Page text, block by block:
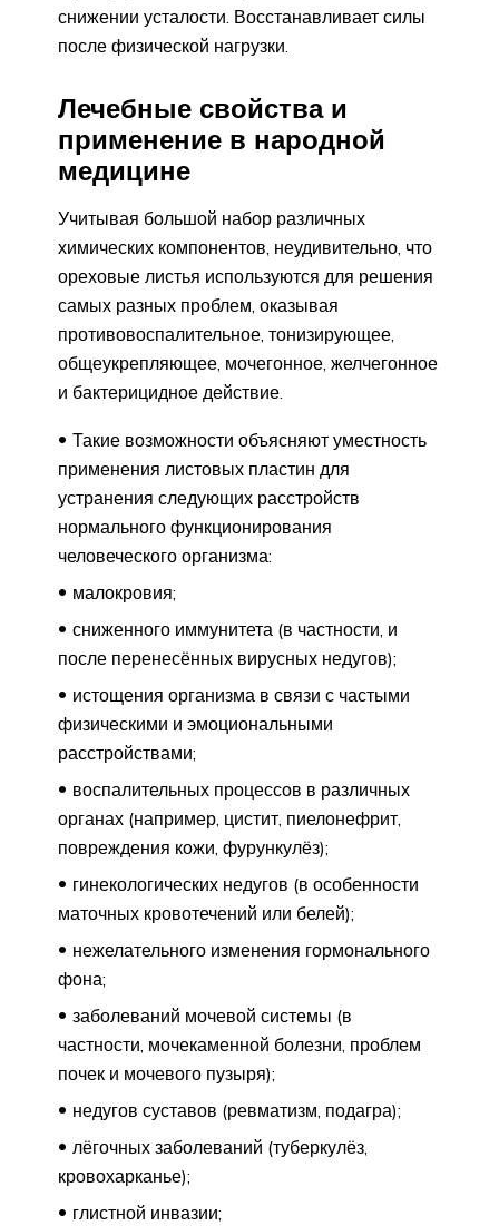
снижении усталости. Восстанавливает силы
после физической нагрузки.
Лечебные свойства и
применение в народной
медицине
Учитывая большой набор различных
химических компонентов, неудивительно, что
ореховые листья используются для решения
самых разных проблем, оказывая
противовоспалительное, тонизирующее,
общеукрепляющее, мочегонное, желчегонное
и бактерицидное действие.
Такие возможности объясняют уместность
применения листовых пластин для
устранения следующих расстройств
нормального функционирования
человеческого организма:
малокровия;
сниженного иммунитета (в частности, и
после перенесённых вирусных недугов);
истощения организма в связи с частыми
физическими и эмоциональными
расстройствами;
воспалительных процессов в различных
органах (например, цистит, пиелонефрит,
повреждения кожи, фурункулёз);
гинекологических недугов (в особенности
маточных кровотечений или белей);
нежелательного изменения гормонального
фона;
заболеваний мочевой системы (в
частности, мочекаменной болезни, проблем
почек и мочевого пузыря);
недугов суставов (ревматизм, подагра);
лёгочных заболеваний (туберкулёз,
кровохарканье);
глистной инвазии;